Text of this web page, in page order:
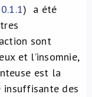
) a été
sont
et l’insomnie,
est la
insuffisante des